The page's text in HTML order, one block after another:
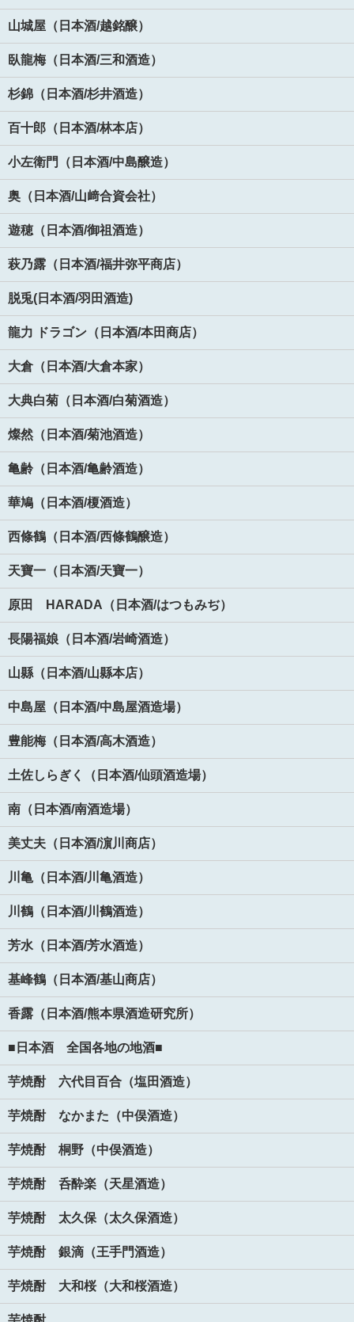
山城屋（日本酒/越銘醸）
臥龍梅（日本酒/三和酒造）
杉錦（日本酒/杉井酒造）
百十郎（日本酒/林本店）
小左衛門（日本酒/中島醸造）
奥（日本酒/山﨑合資会社）
遊穂（日本酒/御祖酒造）
萩乃露（日本酒/福井弥平商店）
脱兎(日本酒/羽田酒造)
龍力 ドラゴン（日本酒/本田商店）
大倉（日本酒/大倉本家）
大典白菊（日本酒/白菊酒造）
燦然（日本酒/菊池酒造）
亀齢（日本酒/亀齢酒造）
華鳩（日本酒/榎酒造）
西條鶴（日本酒/西條鶴醸造）
天寶一（日本酒/天寶一）
原田 HARADA（日本酒/はつもみぢ）
長陽福娘（日本酒/岩崎酒造）
山縣（日本酒/山縣本店）
中島屋（日本酒/中島屋酒造場）
豊能梅（日本酒/高木酒造）
土佐しらぎく（日本酒/仙頭酒造場）
南（日本酒/南酒造場）
美丈夫（日本酒/濵川商店）
川亀（日本酒/川亀酒造）
川鶴（日本酒/川鶴酒造）
芳水（日本酒/芳水酒造）
基峰鶴（日本酒/基山商店）
香露（日本酒/熊本県酒造研究所）
■日本酒 全国各地の地酒■
芋焼酎 六代目百合（塩田酒造）
芋焼酎 なかまた（中俣酒造）
芋焼酎 桐野（中俣酒造）
芋焼酎 呑酔楽（天星酒造）
芋焼酎 太久保（太久保酒造）
芋焼酎 銀滴（王手門酒造）
芋焼酎 大和桜（大和桜酒造）